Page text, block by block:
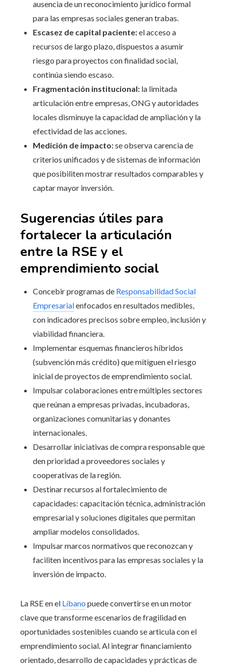
ausencia de un reconocimiento jurídico formal
para las empresas sociales generan trabas.
Escasez de capital paciente:el acceso a
recursos de largo plazo, dispuestos a asumir
riesgo para proyectos con finalidad social,
continúa siendo escaso.
Fragmentación institucional: la limitada
articulación entre empresas, ONG y autoridades
locales disminuye la capacidad de ampliación y la
efectividad de las acciones.
Medición de impacto:se observa carencia de
criterios unificados y de sistemas de información
que posibiliten mostrar resultados comparables y
captar mayor inversión.
Sugerencias útiles para
fortalecer la articulación
entre la RSE y el
emprendimiento social
Concebir programas de Responsabilidad Social
Empresarialenfocados en resultados medibles,
con indicadores precisos sobre empleo, inclusión y
viabilidad financiera.
Implementar esquemas financieros híbridos
(subvención más crédito) que mitiguen el riesgo
inicial de proyectos de emprendimiento social.
Impulsar colaboraciones entre múltiples sectores
que reúnan a empresas privadas, incubadoras,
organizaciones comunitarias y donantes
internacionales.
Desarrollar iniciativas de compra responsable que
den prioridad a proveedores sociales y
cooperativas de la región.
Destinar recursos al fortalecimiento de
capacidades: capacitación técnica, administración
empresarial y soluciones digitales que permitan
ampliar modelos consolidados.
Impulsar marcos normativos que reconozcan y
faciliten incentivos para las empresas sociales y la
inversión de impacto.
La RSE en el Líbano puede convertirse en un motor
clave que transforme escenarios de fragilidad en
oportunidades sostenibles cuando se articula con el
emprendimiento social. Al integrar financiamiento
orientado, desarrollo de capacidades y prácticas de